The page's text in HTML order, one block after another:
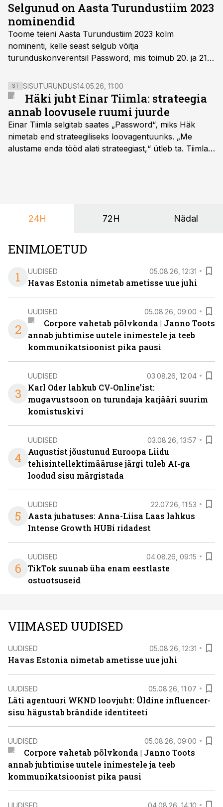
Selgunud on Aasta Turundustiim 2023
nominendid
Toome teieni Aasta Turundustiim 2023 kolm
nominenti, kelle seast selgub võitja
turunduskonverentsil Password, mis toimub 20. ja 21.
märtsil Kultuurikatlas.
ST SISUTURUNDUS14.05.26, 11:00
Häki juht Einar Tiimla: strateegia
annab loovusele ruumi juurde
Einar Tiimla selgitab saates „Password“, miks Häk
nimetab end strateegiliseks loovagentuuriks. „Me
alustame enda tööd alati strateegiast,“ ütleb ta. Tiimla
24H 72H Nädal
ENIMLOETUD
1
UUDISED 05.08.26, 12:31
Havas Estonia nimetab ametisse uue juhi
2
UUDISED 05.08.26, 09:00
Corpore vahetab põlvkonda | Janno Toots
annab juhtimise uutele inimestele ja teeb
kommunikatsioonist pika pausi
3
UUDISED 03.08.26, 12:04
Karl Oder lahkub CV-Online’ist:
mugavustsoon on turundaja karjääri suurim
komistuskivi
4
UUDISED 03.08.26, 13:57
Augustist jõustunud Euroopa Liidu
tehisintellektimääruse järgi tuleb AI-ga
loodud sisu märgistada
5
UUDISED 22.07.26, 11:53
Aasta juhatuses: Anna-Liisa Laas lahkus
Intense Growth HUBi ridadest
6
UUDISED 04.08.26, 09:15
TikTok suunab üha enam eestlaste
ostuotsuseid
VIIMASED UUDISED
UUDISED 05.08.26, 12:31
Havas Estonia nimetab ametisse uue juhi
UUDISED 05.08.26, 11:07
Läti agentuuri WKND loovjuht: Üldine influencer-
sisu hägustab brändide identiteeti
UUDISED 05.08.26, 09:00
Corpore vahetab põlvkonda | Janno Toots
annab juhtimise uutele inimestele ja teeb
kommunikatsioonist pika pausi
UUDISED 04.08.26, 14:10